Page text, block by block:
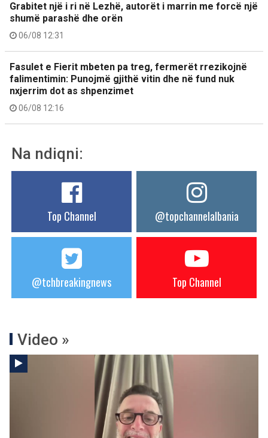
Grabitet një i ri në Lezhë, autorët i marrin me forcë një
shumë parashë dhe orën
06/08 12:31
Fasulet e Fierit mbeten pa treg, fermerët rrezikojnë
falimentimin: Punojmë gjithë vitin dhe në fund nuk
nxjerrim dot as shpenzimet
06/08 12:16
Na ndiqni:
Top Channel @topchannelalbania
@tchbreakingnews Top Channel
Video »